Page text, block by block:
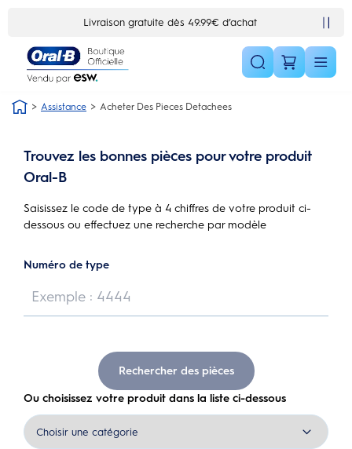
Livraison gratuite dès 49.99€ d’achat
Assistance Acheter Des Pieces Detachees
Trouvez les bonnes pièces pour votre produit
Oral-B
Saisissez le code de type à 4 chiffres de votre produit ci-
dessous ou effectuez une recherche par modèle
Numéro de type
Rechercher des pièces
Ou choisissez votre produit dans la liste ci-dessous